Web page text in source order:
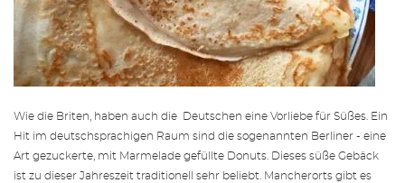
Wie die Briten, haben auch die Deutschen eine Vorliebe für Süßes. Ein
Hit im deutschsprachigen Raum sind die sogenannten Berliner - eine
Art gezuckerte, mit Marmelade gefüllte Donuts. Dieses süße Gebäck
ist zu dieser Jahreszeit traditionell sehr beliebt. Mancherorts gibt es